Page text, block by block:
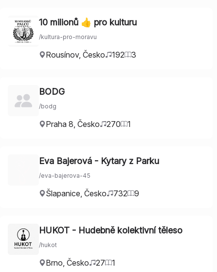
10 milionů 👍 pro kulturu
/kultura-pro-moravu
Rousínov, Česko 192 3
BODG
/bodg
Praha 8, Česko 270 1
Eva Bajerová - Kytary z Parku
/eva-bajerova-45
Šlapanice, Česko 732 9
HUKOT - Hudebně kolektivní těleso
/hukot
Brno, Česko 27 1